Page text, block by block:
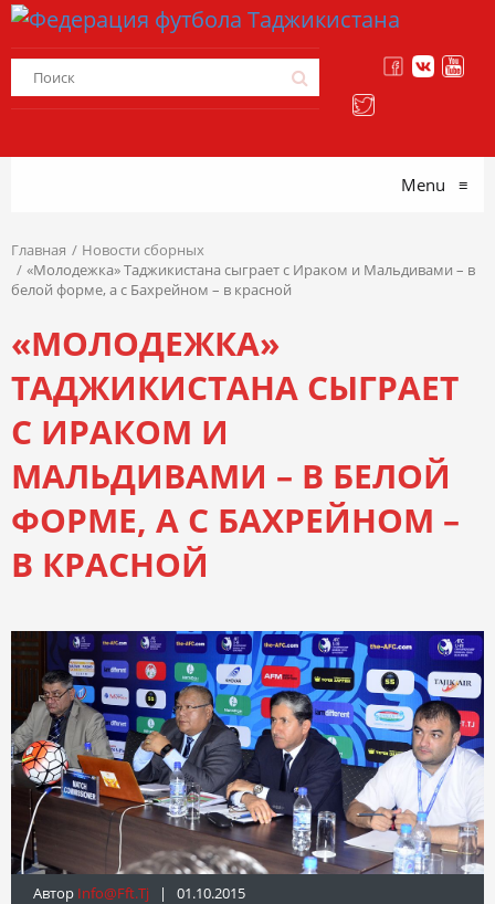
Menu ≡
Главная
Новости сборных
«Молодежка» Таджикистана сыграет с Ираком и Мальдивами – в
белой форме, а с Бахрейном – в красной
«МОЛОДЕЖКА»
ТАДЖИКИСТАНА СЫГРАЕТ
С ИРАКОМ И
МАЛЬДИВАМИ – В БЕЛОЙ
ФОРМЕ, А С БАХРЕЙНОМ –
В КРАСНОЙ
Автор Info@fft.tj | 01.10.2015